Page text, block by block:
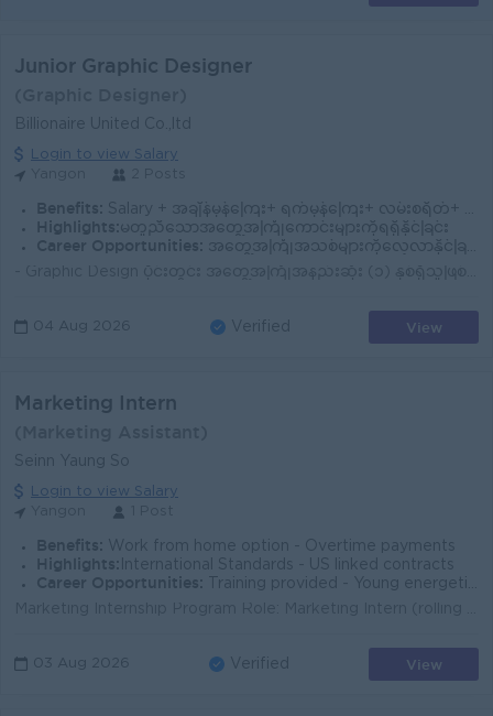
Junior Graphic Designer
Billionaire United Co.,ltd
Login to view Salary
Benefits: Salary + အချိန်မှန်ကြေး+ ရက်မှန်ကြေး+ လမ်းစရိတ်+ ဘောနပ်စ် ခံစားခွင့်ရှိသည်။
Highlights: မတူညီသောအတွေ့အကြုံကောင်းများကိုရရှိနိုင်ခြင်း
Career Opportunities:
အတွေ့အကြုံအသစ်များကိုလေ့လာနိုင်ခြင်း အရည်အချင်းပေါ်မူတည်ပြီး ရာထူး နှင့် လစာ အပြောင်းအလဲရှိခြင်း
04 Aug 2026 Verified View
Marketing Intern
Seinn Yaung So
Login to view Salary
Benefits: Work from home option - Overtime payments
Highlights: International Standards - US linked contracts
Career Opportunities:
Training provided - Young energetic team
03 Aug 2026 Verified View